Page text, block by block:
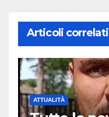
Articoli correlati
ATTUALITÀ